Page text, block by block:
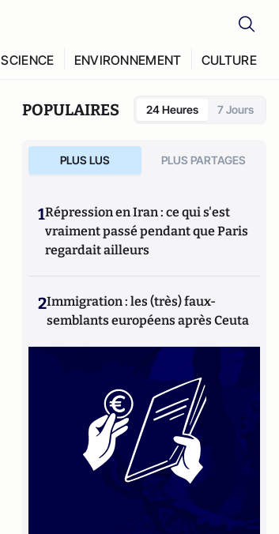
SCIENCE ENVIRONNEMENT CULTURE
POPULAIRES 24 Heures 7 Jours
PLUS LUS PLUS PARTAGES
1Répression en Iran : ce qui s'est
vraiment passé pendant que Paris
regardait ailleurs
2Immigration : les (très) faux-
semblants européens après Ceuta